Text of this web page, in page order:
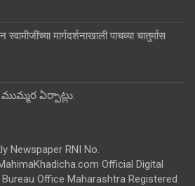
मार्गदर्शनाखाली पाचव्या चातुर्मास
ఏర్పాట్లు.
Newspaper RNI No.
Official Digital
Office Maharashtra Registered